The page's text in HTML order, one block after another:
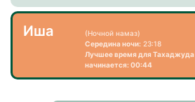
Иша
(Ночной намаз)
Середина ночи: 23:18
Лучшее время для Тахаджуда
начинается: 00:44